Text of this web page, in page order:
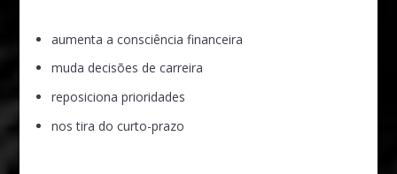
aumenta a consciência financeira
muda decisões de carreira
reposiciona prioridades
nos tira do curto-prazo